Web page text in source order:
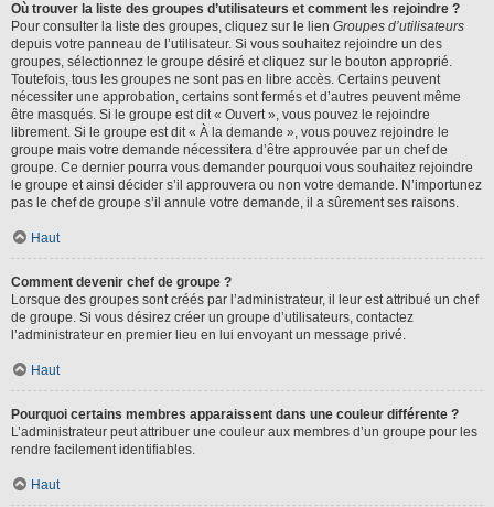
Où trouver la liste des groupes d’utilisateurs et comment les rejoindre ?
Pour consulter la liste des groupes, cliquez sur le lien Groupes d’utilisateurs
depuis votre panneau de l’utilisateur. Si vous souhaitez rejoindre un des
groupes, sélectionnez le groupe désiré et cliquez sur le bouton approprié.
Toutefois, tous les groupes ne sont pas en libre accès. Certains peuvent
nécessiter une approbation, certains sont fermés et d’autres peuvent même
être masqués. Si le groupe est dit « Ouvert », vous pouvez le rejoindre
librement. Si le groupe est dit « À la demande », vous pouvez rejoindre le
groupe mais votre demande nécessitera d’être approuvée par un chef de
groupe. Ce dernier pourra vous demander pourquoi vous souhaitez rejoindre
le groupe et ainsi décider s’il approuvera ou non votre demande. N’importunez
pas le chef de groupe s’il annule votre demande, il a sûrement ses raisons.
Haut
Comment devenir chef de groupe ?
Lorsque des groupes sont créés par l’administrateur, il leur est attribué un chef
de groupe. Si vous désirez créer un groupe d’utilisateurs, contactez
l’administrateur en premier lieu en lui envoyant un message privé.
Haut
Pourquoi certains membres apparaissent dans une couleur différente ?
L’administrateur peut attribuer une couleur aux membres d’un groupe pour les
rendre facilement identifiables.
Haut